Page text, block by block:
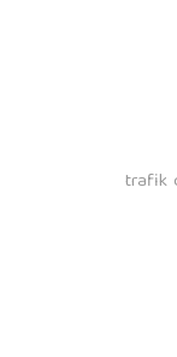
trafik